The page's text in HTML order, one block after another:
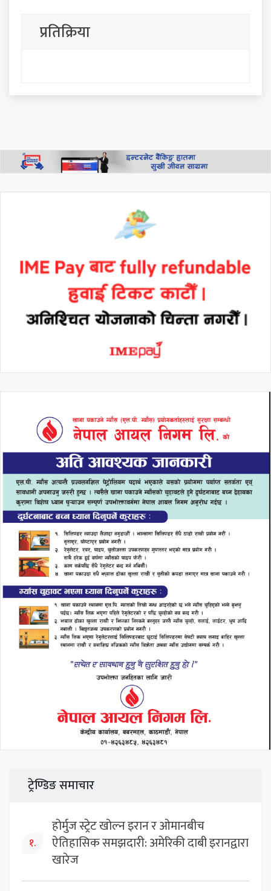
ओर्लनासाथ सुरु हुनेछ राजनीतिक
पराकम्प
एलाइट एक्सपेडका वरिष्ठ गाइड
ग्वार्कोमा बस दुर्घटना हुँदा १ जनाको
प्रतिक्रिया
ट्रेण्डिङ समाचार
१.
होर्मुज स्ट्रेट खोल्न इरान र ओमानबीच
ऐतिहासिक समझदारी: अमेरिकी दाबी इरानद्वारा
खारेज